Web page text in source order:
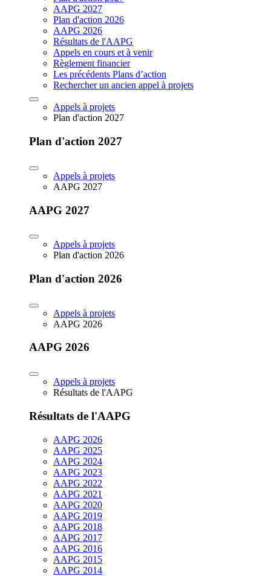
AAPG 2027
Plan d'action 2026
AAPG 2026
Résultats de l'AAPG
Appels en cours et à venir
Règlement financier
Les précédents Plans d’action
Rechercher un ancien appel à projets
Appels à projets
Plan d'action 2027
Plan d'action 2027
Appels à projets
AAPG 2027
AAPG 2027
Appels à projets
Plan d'action 2026
Plan d'action 2026
Appels à projets
AAPG 2026
AAPG 2026
Appels à projets
Résultats de l'AAPG
Résultats de l'AAPG
AAPG 2026
AAPG 2025
AAPG 2024
AAPG 2023
AAPG 2022
AAPG 2021
AAPG 2020
AAPG 2019
AAPG 2018
AAPG 2017
AAPG 2016
AAPG 2015
AAPG 2014